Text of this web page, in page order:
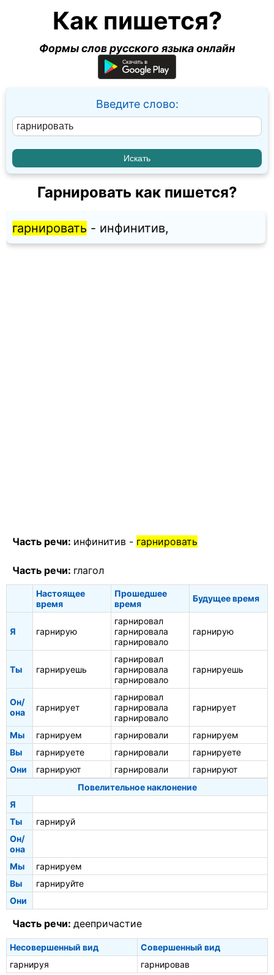
Как пишется?
Формы слов русского языка онлайн
Введите слово:
Гарнировать как пишется?
гарнировать - инфинитив,
Часть речи: инфинитив - гарнировать
Часть речи: глагол
Настоящее
время
Прошедшее
время
Будущее время
Я гарнирую
гарнировал
гарнировала
гарнировало
гарнирую
Ты гарнируешь
гарнировал
гарнировала
гарнировало
гарнируешь
Он/
она
гарнирует
гарнировал
гарнировала
гарнировало
гарнирует
Мы гарнируем гарнировали
гарнируем
Вы
гарнируете гарнировали
гарнируете
Они
гарнируют гарнировали
гарнируют
Повелительное наклонение
Я
Ты
гарнируй
Он/
она
Мы
гарнируем
Вы
гарнируйте
Они
Часть речи: деепричастие
Несовершенный вид
Совершенный вид
гарнируя
гарнировав